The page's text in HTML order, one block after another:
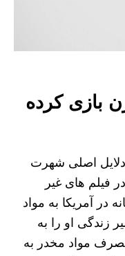
بازی کرده
اصلی شهرت
فیلم های غیر
در آمریکا به مواد
زندگی او را به
مواد مخدر به